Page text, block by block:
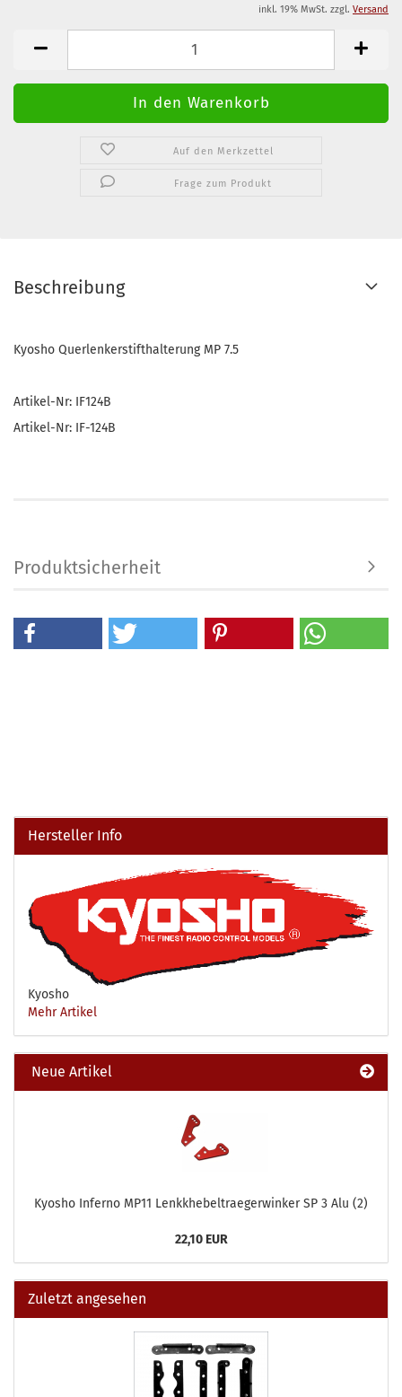
inkl. 19% MwSt. zzgl. Versand
Auf den Merkzettel
Frage zum Produkt
Beschreibung
Kyosho Querlenkerstifthalterung MP 7.5
Artikel-Nr: IF124B
Artikel-Nr: IF-124B
Produktsicherheit
Hersteller Info
Kyosho
Mehr Artikel
Neue Artikel
Kyosho Inferno MP11 Lenkkhebeltraegerwinker SP 3 Alu (2)
22,10 EUR
Zuletzt angesehen